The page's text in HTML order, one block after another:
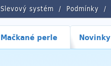
Slevový systém Podmínky
Mačkané perle Novinky